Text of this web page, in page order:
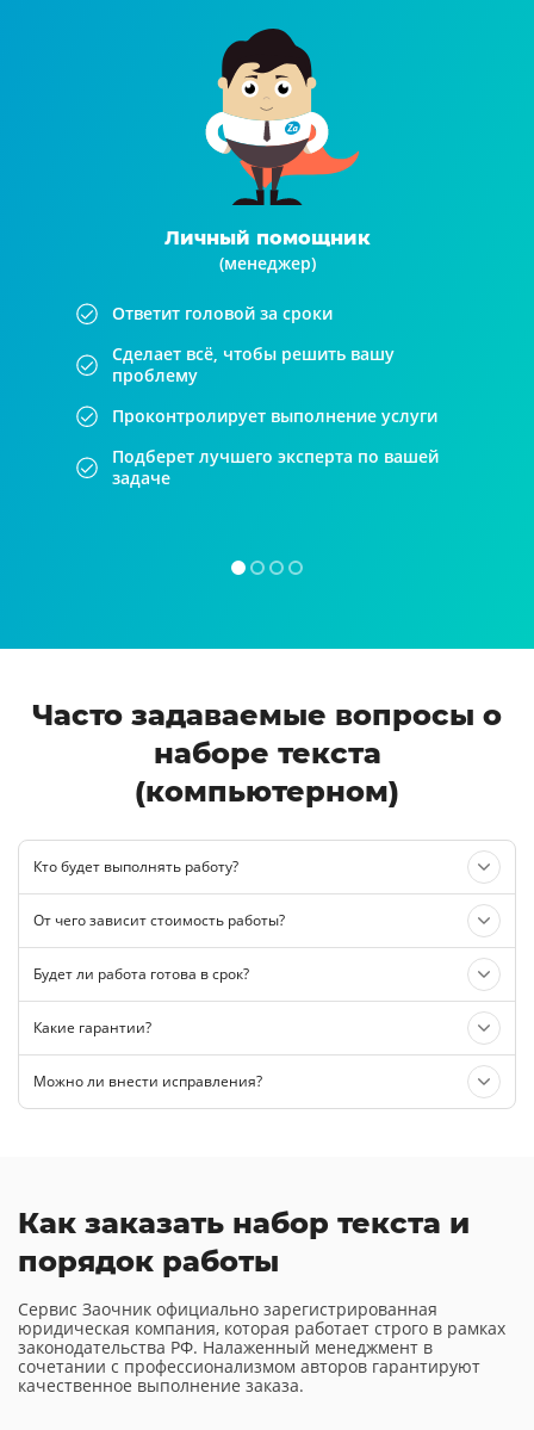
Личный помощник
(менеджер)
Ответит головой за сроки
Сделает всё, чтобы решить вашу
проблему
Проконтролирует выполнение услуги
Подберет лучшего эксперта по вашей
задаче
Часто задаваемые вопросы о
наборе текста
(компьютерном)
Кто будет выполнять работу?
От чего зависит стоимость работы?
Будет ли работа готова в срок?
Какие гарантии?
Можно ли внести исправления?
Как заказать набор текста и
порядок работы
Сервис Заочник официально зарегистрированная
юридическая компания, которая работает строго в рамках
законодательства РФ. Налаженный менеджмент в
сочетании с профессионализмом авторов гарантируют
качественное выполнение заказа.